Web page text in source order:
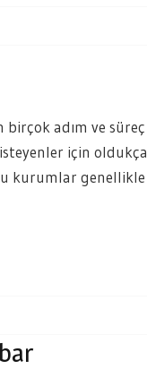
birçok adım ve süreç
için oldukça
kurumlar genellikle